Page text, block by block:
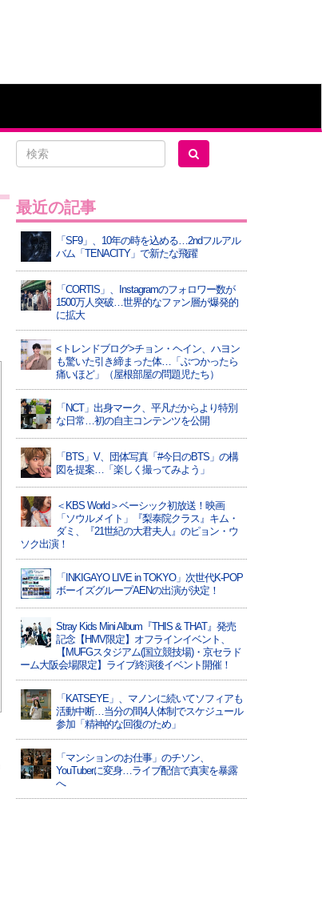
最近の記事
「SF9」、10年の時を込める…2ndフルアル
バム「TENACITY」で新たな飛躍
「CORTIS」、Instagramのフォロワー数が
1500万人突破…世界的なファン層が爆発的
に拡大
<トレンドブログ>チョン・ヘイン、ハヨン
も驚いた引き締まった体…「ぶつかったら
痛いほど」（屋根部屋の問題児たち）
「NCT」出身マーク、平凡だからより特別
な日常…初の自主コンテンツを公開
「BTS」V、団体写真「#今日のBTS」の構
図を提案…「楽しく撮ってみよう」
＜KBS World＞ベーシック初放送！映画
「ソウルメイト」『梨泰院クラス』キム・
ダミ、『21世紀の大君夫人』のピョン・ウ
ソク出演！
「INKIGAYO LIVE in TOKYO」次世代K-POP
ボーイズグループAENの出演が決定！
Stray Kids Mini Album『THIS & THAT』発売
記念【HMV限定】オフラインイベント、
【MUFGスタジアム(国立競技場)・京セラド
ーム大阪会場限定】ライブ終演後イベント開催！
「KATSEYE」、マノンに続いてソフィアも
活動中断…当分の間4人体制でスケジュール
参加「精神的な回復のため」
「マンションのお仕事」のチソン、
YouTuberに変身…ライブ配信で真実を暴露
へ